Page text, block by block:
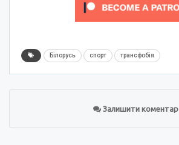
Білорусь спорт трансфобія
Залишити коментар